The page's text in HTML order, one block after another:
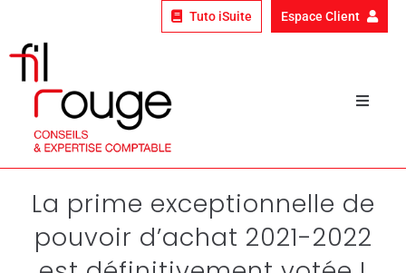
Tuto iSuite Espace Client
Nos clients
La prime exceptionnelle de
pouvoir d’achat 2021-2022